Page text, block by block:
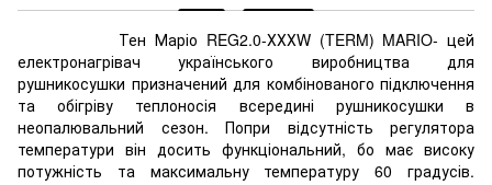
Тен Маріо REG2.0-ХХХW (TERM) MARIO- цей
електронагрівач українського виробництва для
рушникосушки призначений для комбінованого підключення
та обігріву теплоносія всередині рушникосушки в
неопалювальний сезон. Попри відсутність регулятора
температури він досить функціональний, бо має високу
потужність та максимальну температуру 60 градусів.